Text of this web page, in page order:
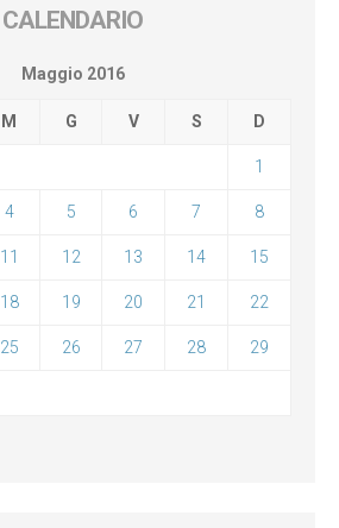
CALENDARIO
Maggio 2016
M G V S D
1
4 5 6 7 8
11 12 13 14 15
18 19 20 21 22
25 26 27 28 29